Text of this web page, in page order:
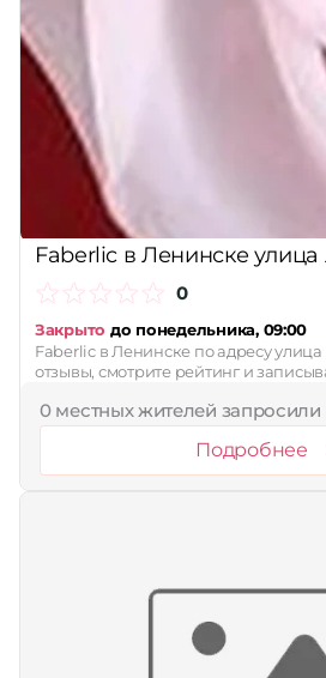
Принимает сертификаты
Применить
Сбросить
Faberlic в Ленинске улица
0
Закрыто до понедельника, 09:00
Faberlic в Ленинске по адресу
отзывы, смотрите рейтинг и
0 местных жителей
Подробнее